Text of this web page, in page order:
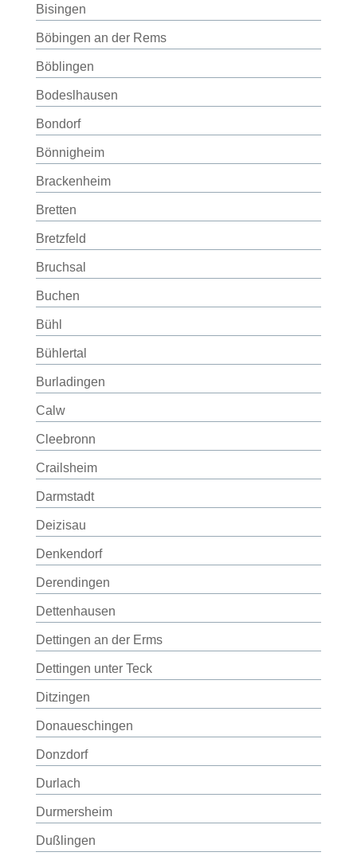
Bisingen
Böbingen an der Rems
Böblingen
Bodeslhausen
Bondorf
Bönnigheim
Brackenheim
Bretten
Bretzfeld
Bruchsal
Buchen
Bühl
Bühlertal
Burladingen
Calw
Cleebronn
Crailsheim
Darmstadt
Deizisau
Denkendorf
Derendingen
Dettenhausen
Dettingen an der Erms
Dettingen unter Teck
Ditzingen
Donaueschingen
Donzdorf
Durlach
Durmersheim
Dußlingen